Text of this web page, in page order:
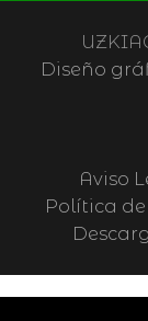
Diseño
Aviso
Política